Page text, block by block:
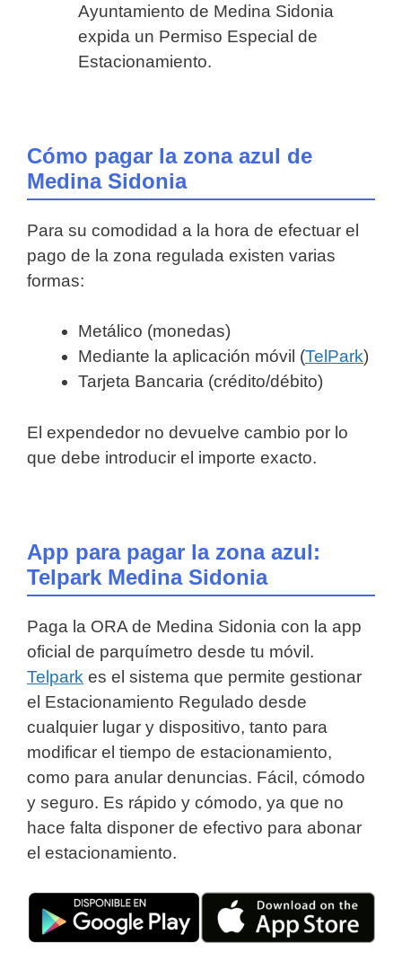
Ayuntamiento de Medina Sidonia
expida un Permiso Especial de
Estacionamiento.
Cómo pagar la zona azul de
Medina Sidonia
Para su comodidad a la hora de efectuar el
pago de la zona regulada existen varias
formas:
Metálico (monedas)
Mediante la aplicación móvil (TelPark)
Tarjeta Bancaria (crédito/débito)
El expendedor no devuelve cambio por lo
que debe introducir el importe exacto.
App para pagar la zona azul:
Telpark Medina Sidonia
Paga la ORA de Medina Sidonia con la app
oficial de parquímetro desde tu móvil.
Telpark es el sistema que permite gestionar
el Estacionamiento Regulado desde
cualquier lugar y dispositivo, tanto para
modificar el tiempo de estacionamiento,
como para anular denuncias. Fácil, cómodo
y seguro. Es rápido y cómodo, ya que no
hace falta disponer de efectivo para abonar
el estacionamiento.